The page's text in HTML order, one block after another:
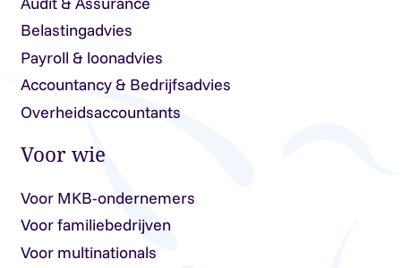
Belastingadvies
Payroll & loonadvies
Accountancy & Bedrijfsadvies
Overheidsaccountants
Voor wie
Voor MKB-ondernemers
Voor familiebedrijven
Voor multinationals